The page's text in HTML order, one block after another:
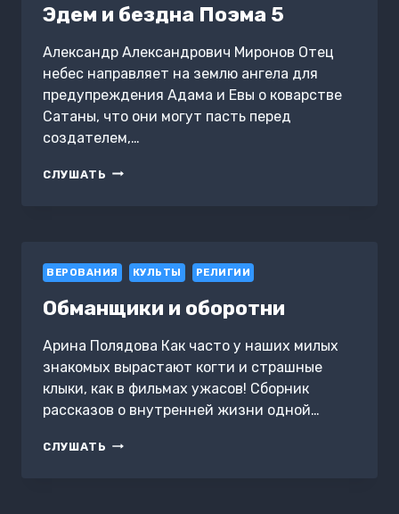
Эдем и бездна Поэма 5
Александр Александрович Миронов Отец
небес направляет на землю ангела для
предупреждения Адама и Евы о коварстве
Сатаны, что они могут пасть перед
создателем,…
СЛУШАТЬ ЭДЕМ
ВЕРОВАНИЯ КУЛЬТЫ РЕЛИГИИ
Обманщики и оборотни
Арина Полядова Как часто у наших милых
знакомых вырастают когти и страшные
клыки, как в фильмах ужасов! Сборник
рассказов о внутренней жизни одной…
СЛУШАТЬ ОБМАНЩИКИ